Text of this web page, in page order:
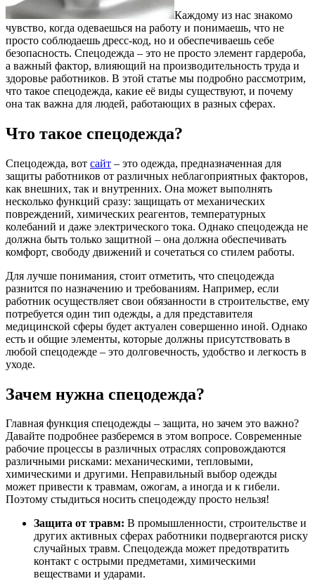
Каждому из нас знакомо
чувство, когда одеваешься на работу и понимаешь, что не
просто соблюдаешь дресс-код, но и обеспечиваешь себе
безопасность. Спецодежда – это не просто элемент гардероба,
а важный фактор, влияющий на производительность труда и
здоровье работников. В этой статье мы подробно рассмотрим,
что такое спецодежда, какие её виды существуют, и почему
она так важна для людей, работающих в разных сферах.
Что такое спецодежда?
Спецодежда, вот сайт – это одежда, предназначенная для
защиты работников от различных неблагоприятных факторов,
как внешних, так и внутренних. Она может выполнять
несколько функций сразу: защищать от механических
повреждений, химических реагентов, температурных
колебаний и даже электрического тока. Однако спецодежда не
должна быть только защитной – она должна обеспечивать
комфорт, свободу движений и сочетаться со стилем работы.
Для лучше понимания, стоит отметить, что спецодежда
разнится по назначению и требованиям. Например, если
работник осуществляет свои обязанности в строительстве, ему
потребуется один тип одежды, а для представителя
медицинской сферы будет актуален совершенно иной. Однако
есть и общие элементы, которые должны присутствовать в
любой спецодежде – это долговечность, удобство и легкость в
уходе.
Зачем нужна спецодежда?
Главная функция спецодежды – защита, но зачем это важно?
Давайте подробнее разберемся в этом вопросе. Современные
рабочие процессы в различных отраслях сопровождаются
различными рисками: механическими, тепловыми,
химическими и другими. Неправильный выбор одежды
может привести к травмам, ожогам, а иногда и к гибели.
Поэтому стыдиться носить спецодежду просто нельзя!
Защита от травм: В промышленности, строительстве и
других активных сферах работники подвергаются риску
случайных травм. Спецодежда может предотвратить
контакт с острыми предметами, химическими
веществами и ударами.